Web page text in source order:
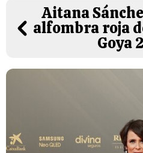
Aitana
alfombra roja
Goya